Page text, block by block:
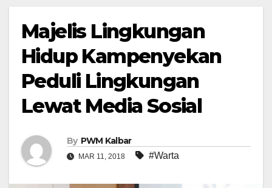
Majelis Lingkungan
Hidup Kampenyekan
Peduli Lingkungan
Lewat Media Sosial
By PWM Kalbar
MAR 11, 2018 #Warta